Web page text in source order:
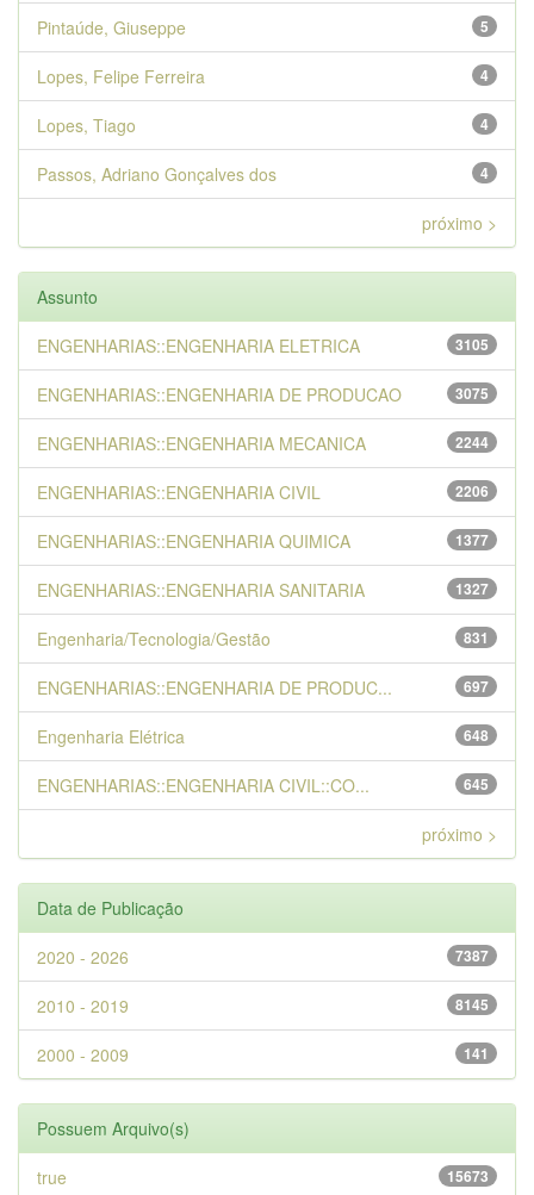
5
Pintaúde, Giuseppe
4
Lopes, Felipe Ferreira
4
Lopes, Tiago
4
Passos, Adriano Gonçalves dos
próximo >
Assunto
3105
ENGENHARIAS::ENGENHARIA ELETRICA
3075
ENGENHARIAS::ENGENHARIA DE PRODUCAO
2244
ENGENHARIAS::ENGENHARIA MECANICA
2206
ENGENHARIAS::ENGENHARIA CIVIL
1377
ENGENHARIAS::ENGENHARIA QUIMICA
1327
ENGENHARIAS::ENGENHARIA SANITARIA
831
Engenharia/Tecnologia/Gestão
697
ENGENHARIAS::ENGENHARIA DE PRODUC...
648
Engenharia Elétrica
645
ENGENHARIAS::ENGENHARIA CIVIL::CO...
próximo >
Data de Publicação
7387
2020 - 2026
8145
2010 - 2019
141
2000 - 2009
Possuem Arquivo(s)
15673
true